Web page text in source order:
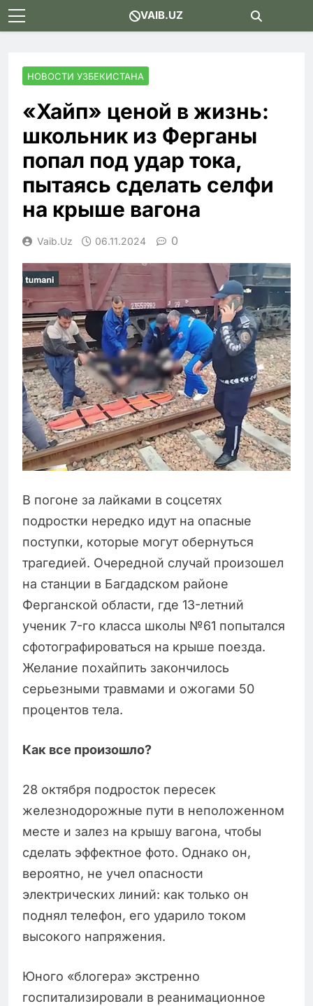
Skip
to
VAIB.UZ
НОВОСТИ УЗБЕКИСТАНА
«Хайп» ценой в жизнь:
школьник из Ферганы
попал под удар тока,
пытаясь сделать селфи
на крыше вагона
Vaib.uz 06.11.2024 0
В погоне за лайками в соцсетях
подростки нередко идут на опасные
поступки, которые могут обернуться
трагедией. Очередной случай произошел
на станции в Багдадском районе
Ферганской области, где 13-летний
ученик 7-го класса школы №61 попытался
сфотографироваться на крыше поезда.
Желание похайпить закончилось
серьезными травмами и ожогами 50
процентов тела.
Как все произошло?
28 октября подросток пересек
железнодорожные пути в неположенном
месте и залез на крышу вагона, чтобы
сделать эффектное фото. Однако он,
вероятно, не учел опасности
электрических линий: как только он
поднял телефон, его ударило током
высокого напряжения.
Юного «блогера» экстренно
госпитализировали в реанимационное